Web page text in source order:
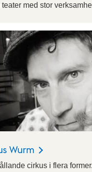
teater med stor
Wurm
cirkus i flera